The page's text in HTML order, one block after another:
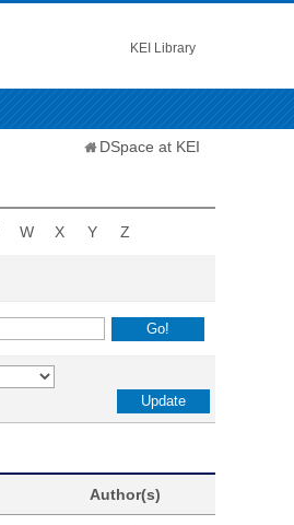
KEI Library
DSpace at KEI
W X Y Z
Author(s)